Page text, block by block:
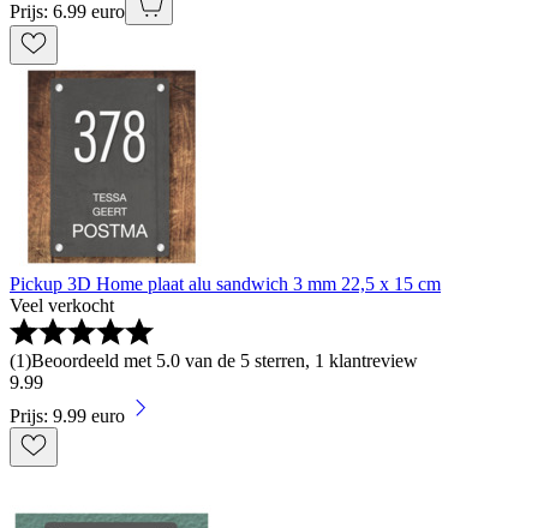
Prijs: 6.99 euro
Pickup 3D Home plaat alu sandwich 3 mm 22,5 x 15 cm
Veel verkocht
(1)Beoordeeld met 5.0 van de 5 sterren, 1 klantreview
9.99
Prijs: 9.99 euro